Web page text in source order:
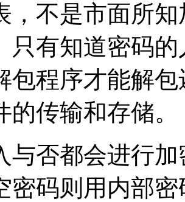
，不是市面所
只有知道密码
包程序才能解
的传输和存储。
与否都会进行
密码则用内部